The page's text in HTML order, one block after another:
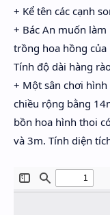
+ Kể tên các cạnh
+ Bác An muốn
trồng hoa hồng
Tính độ dài hàng
+ Một sân chơi
chiều rộng bằng
bồn hoa hình thoi
và 3m. Tính diện